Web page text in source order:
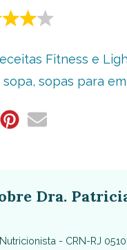
Fitness e
sopa, sopas para
ShareShare
Dra.
- CRN-RJ